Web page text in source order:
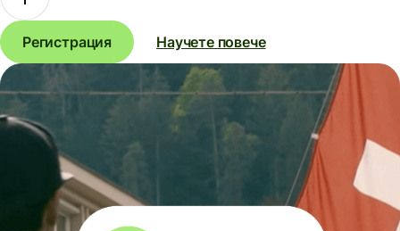
Регистрация Научете повече